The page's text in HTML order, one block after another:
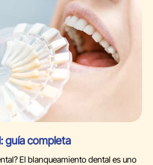
guía completa
El blanqueamiento dental es uno